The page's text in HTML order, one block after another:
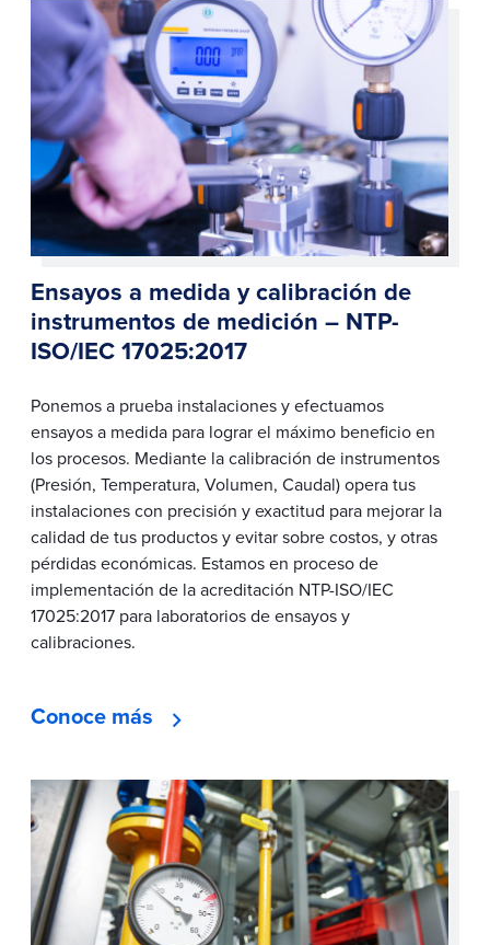
Ensayos a medida y calibración de
instrumentos de medición – NTP-
ISO/IEC 17025:2017
Ponemos a prueba instalaciones y efectuamos
ensayos a medida para lograr el máximo beneficio en
los procesos. Mediante la calibración de instrumentos
(Presión, Temperatura, Volumen, Caudal) opera tus
instalaciones con precisión y exactitud para mejorar la
calidad de tus productos y evitar sobre costos, y otras
pérdidas económicas. Estamos en proceso de
implementación de la acreditación NTP-ISO/IEC
17025:2017 para laboratorios de ensayos y
calibraciones.
Conoce más